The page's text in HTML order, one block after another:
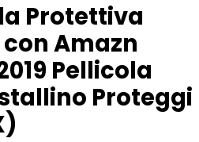
Protettiva
Amazn
Pellicola
Proteggi